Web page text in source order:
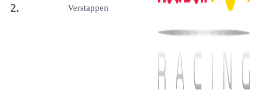
2. Verstappen